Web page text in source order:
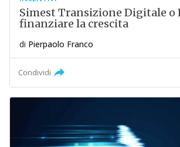
Simest Transizione Digitale o
finanziare la crescita
di Pierpaolo Franco
Condividi